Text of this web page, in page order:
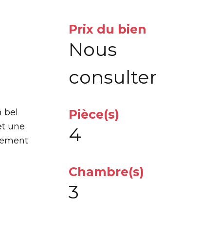
bel
une
Prix du bien
Nous
consulter
Pièce(s)
4
Chambre(s)
3